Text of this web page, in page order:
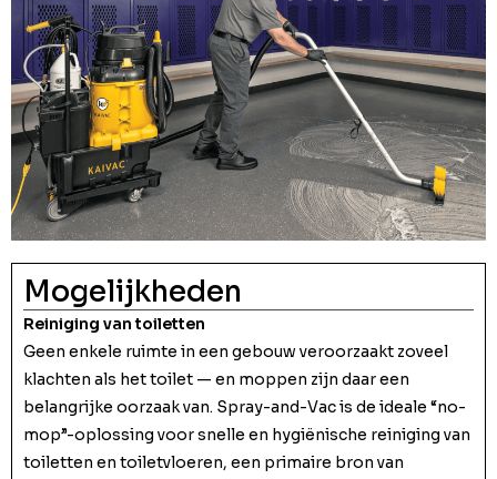
Mogelijkheden
Reiniging van toiletten
Geen enkele ruimte in een gebouw veroorzaakt zoveel
klachten als het toilet — en moppen zijn daar een
belangrijke oorzaak van. Spray-and-Vac is de ideale “no-
mop”-oplossing voor snelle en hygiënische reiniging van
toiletten en toiletvloeren, een primaire bron van